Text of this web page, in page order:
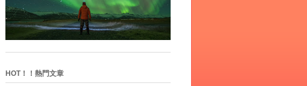
HOT！！熱門文章